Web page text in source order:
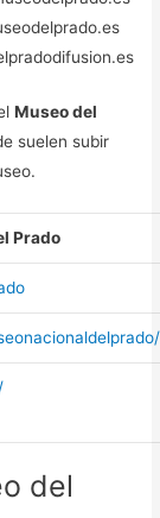
Museo del
suelen subir
Prado
del